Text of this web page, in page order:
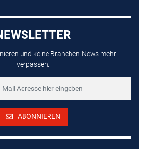
und keine Branchen-News mehr
verpassen.
ABONNIEREN